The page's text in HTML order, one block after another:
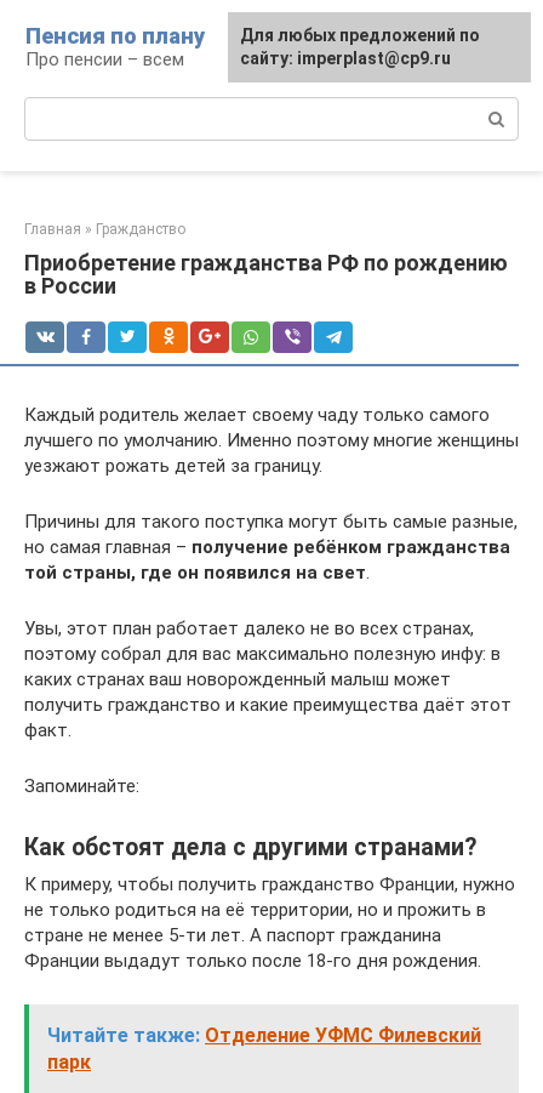
контенту
Пенсия по плану
Про пенсии – всем
Главная » Гражданство
Приобретение гражданства РФ по рождению
в России
Каждый родитель желает своему чаду только самого
лучшего по умолчанию. Именно поэтому многие женщины
уезжают рожать детей за границу.
Причины для такого поступка могут быть самые разные,
но самая главная – получение ребёнком гражданства
той страны, где он появился на свет.
Увы, этот план работает далеко не во всех странах,
поэтому собрал для вас максимально полезную инфу: в
каких странах ваш новорожденный малыш может
получить гражданство и какие преимущества даёт этот
факт.
Запоминайте:
Как обстоят дела с другими странами?
К примеру, чтобы получить гражданство Франции, нужно
не только родиться на её территории, но и прожить в
стране не менее 5-ти лет. А паспорт гражданина
Франции выдадут только после 18-го дня рождения.
Читайте также: Отделение УФМС Филевский
парк
Для любых предложений по
сайту: imperplast@cp9.ru